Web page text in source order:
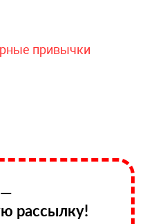
привычки
рассылку!